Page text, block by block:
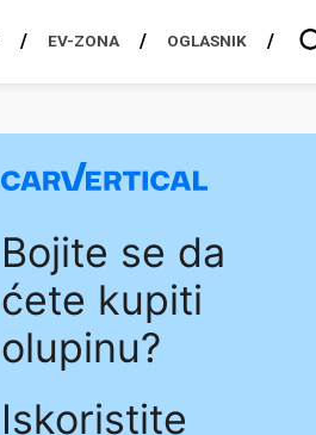
EV-ZONA OGLASNIK